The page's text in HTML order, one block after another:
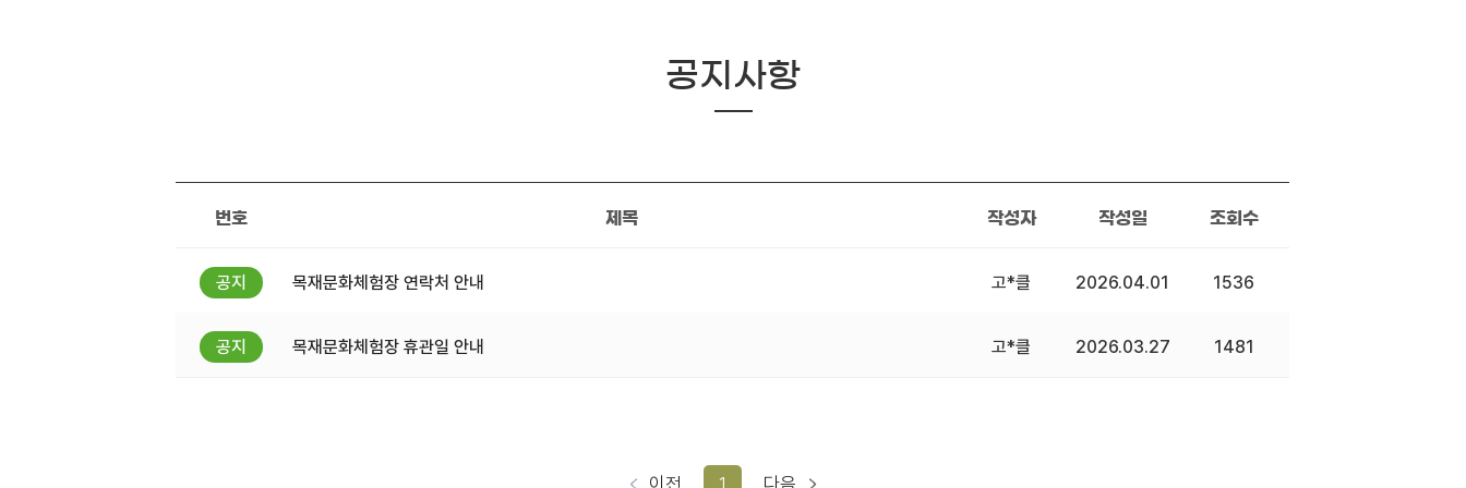
공지사항
번호 제목 작성자 작성일 조회수
목재문화체험장 연락처 안내 고*클 2026.04.01 1536
목재문화체험장 휴관일 안내 고*클 2026.03.27 1481
이전 1 다음